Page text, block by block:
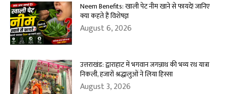
Neem Benefits: खाली पेट नीम खाने से फायदे! जानिए
क्या कहते हैं विशेषज्ञ
August 6, 2026
उत्तराखंड: द्वाराहाट में भगवान जगन्नाथ की भव्य रथ यात्रा
निकली, हजारों श्रद्धालुओं ने लिया हिस्सा
August 3, 2026